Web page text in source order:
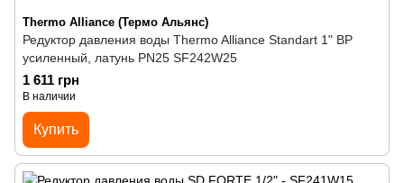
Thermo Alliance (Термо Альянс)
Редуктор давления воды Thermo Alliance Standart 1" ВР
усиленный, латунь PN25 SF242W25
1 611 грн
В наличии
Купить